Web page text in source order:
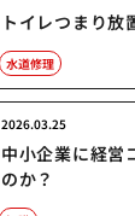
トイレつまり放
水道修理
中小企業に経営
のか？
2026.03.25